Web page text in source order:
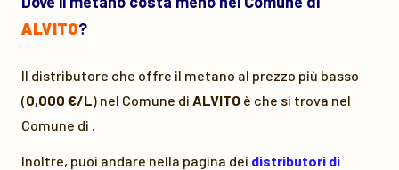
ALVITO?
Il distributore che offre il metano al prezzo più basso
(0,000 €/L) nel Comune di ALVITO è che si trova nel
Comune di .
Inoltre, puoi andare nella pagina dei distributori di